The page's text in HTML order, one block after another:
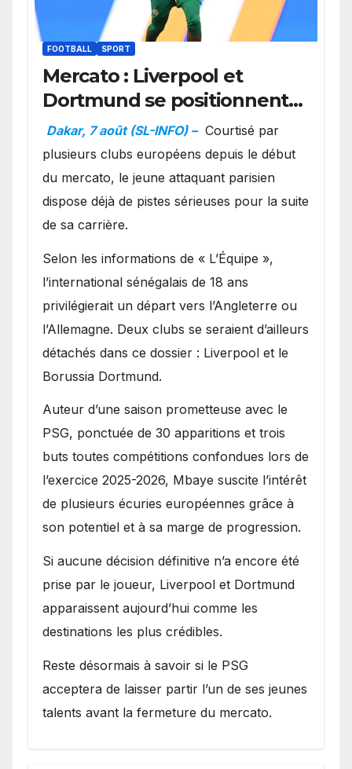
FOOTBALL SPORT
Mercato : Liverpool et
Dortmund se positionnent
en favoris pour recruter
Ibrahim Mbaye
Dakar, 7 août (SL-INFO) – Courtisé par
plusieurs clubs européens depuis le début
du mercato, le jeune attaquant parisien
dispose déjà de pistes sérieuses pour la suite
de sa carrière.
Selon les informations de « L’Équipe »,
l’international sénégalais de 18 ans
privilégierait un départ vers l’Angleterre ou
l’Allemagne. Deux clubs se seraient d’ailleurs
détachés dans ce dossier : Liverpool et le
Borussia Dortmund.
Auteur d’une saison prometteuse avec le
PSG, ponctuée de 30 apparitions et trois
buts toutes compétitions confondues lors de
l’exercice 2025-2026, Mbaye suscite l’intérêt
de plusieurs écuries européennes grâce à
son potentiel et à sa marge de progression.
Si aucune décision définitive n’a encore été
prise par le joueur, Liverpool et Dortmund
apparaissent aujourd’hui comme les
destinations les plus crédibles.
Reste désormais à savoir si le PSG
acceptera de laisser partir l’un de ses jeunes
talents avant la fermeture du mercato.